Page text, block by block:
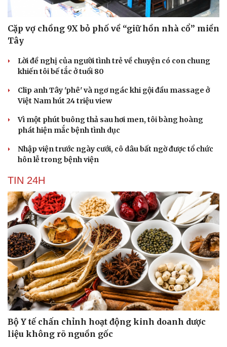
Cặp vợ chồng 9X bỏ phố về “giữ hồn nhà cổ” miền
Tây
Lời đề nghị của người tình trẻ về chuyện có con chung
khiến tôi bế tắc ở tuổi 80
Clip anh Tây 'phê' và ngơ ngác khi gội đầu massage ở
Việt Nam hút 24 triệu view
Vì một phút buông thả sau hơi men, tôi bàng hoàng
phát hiện mắc bệnh tình dục
Nhập viện trước ngày cưới, cô dâu bất ngờ được tổ chức
hôn lễ trong bệnh viện
TIN 24H
Bộ Y tế chấn chỉnh hoạt động kinh doanh dược
liệu không rõ nguồn gốc